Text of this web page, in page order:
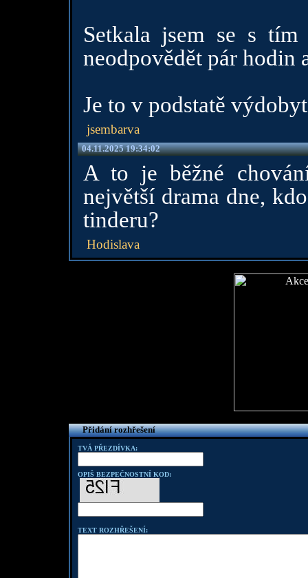
Setkala jsem se s
neodpovědět pár hodin
Je to v podstatě
jsembarva
04.11.2025 19:34:02
A to je běžné
největší drama dne,
tinderu?
Hodislava
Přidání rozhřešení
TVÁ PŘEZDÍVKA:
OPIŠ BEZPEČNOSTNÍ KOD:
TEXT ROZHŘEŠENÍ: